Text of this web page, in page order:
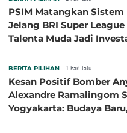
PSIM Matangkan
Jelang BRI Super
Talenta Muda Jadi
BERITA PILIHAN 1 hari lalu
Kesan Positif Bomber
Alexandre Ramalingom
Yogyakarta: Budaya